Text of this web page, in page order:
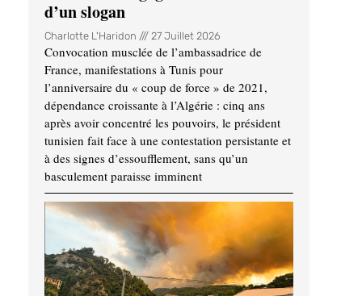
d’un slogan
Charlotte L'Haridon 27 Juillet 2026
Convocation musclée de l’ambassadrice de
France, manifestations à Tunis pour
l’anniversaire du « coup de force » de 2021,
dépendance croissante à l’Algérie : cinq ans
après avoir concentré les pouvoirs, le président
tunisien fait face à une contestation persistante et
à des signes d’essoufflement, sans qu’un
basculement paraisse imminent